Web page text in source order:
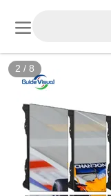
3 / 8